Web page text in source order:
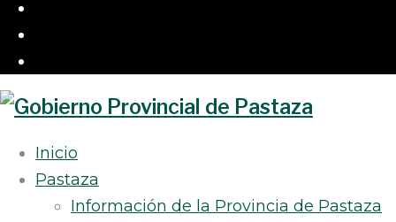
Inicio
Pastaza
Información de la Provincia de Pastaza